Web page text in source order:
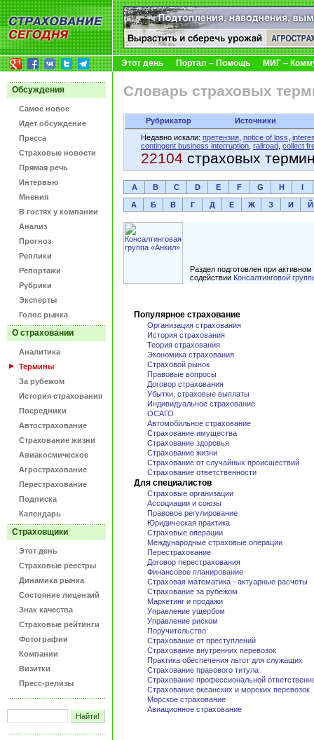
Этот день Портал – Помощь МИГ –
Обсуждения
Самое новое
Идет обсуждение
Пресса
Страховые новости
Прямая речь
Интервью
Мнения
В гостях у компании
Анализ
Прогноз
Реплики
Репортажи
Рубрики
Эксперты
Голос рынка
О страховании
Аналитика
Термины
За рубежом
История страхования
Посредники
Автострахование
Страхование жизни
Авиакосмическое
Агрострахование
Перестрахование
Подписка
Календарь
Страховщики
Этот день
Страховые реестры
Динамика рынка
Состояние лицензий
Знак качества
Страховые рейтинги
Фотографии
Компании
Визитки
Пресс-релизы
Словарь страховых
Рубрикатор
Источники
Недавно искали: претензия notice of loss
contingent business interruption railroad collect
22104 страховых
A B C D E F G H
А Б В Г Д Е Ж З И Й
Раздел подготовлен при активном
содействии Консалтинговой
Популярное страхование
Организация страхования
История страхования
Теория страхования
Экономика страхования
Страховой рынок
Правовые вопросы
Договор страхования
Убытки, страховые выплаты
Индивидуальное страхование
ОСАГО
Автомобильное страхование
Страхование имущества
Страхование здоровья
Страхование жизни
Страхование от случайных происшествий
Страхование ответственности
Для специалистов
Страховые организации
Ассоциации и союзы
Правовое регулирование
Юридическая практика
Страховые операции
Международные страховые операции
Перестрахование
Договор перестрахования
Финансовое планирование
Страховая математика - актуарные расчеты
Страхование за рубежом
Маркетинг и продажи
Управление ущербом
Управление риском
Поручительство
Страхование от преступлений
Страхование внутренних перевозок
Практика обеспечения льгот для служащих
Страхование правового титула
Страхование профессиональной
Страхование океанских и морских перевозок
Морское страхование
Авиационное страхование